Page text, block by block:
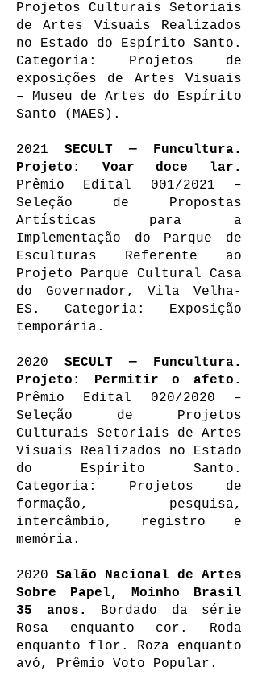
Projetos Culturais Setoriais
de Artes Visuais Realizados
no Estado do Espírito Santo.
Categoria: Projetos de
exposições de Artes Visuais
– Museu de Artes do Espírito
Santo (MAES).
2021 SECULT — Funcultura.
Projeto: Voar doce lar.
Prêmio Edital 001/2021 –
Seleção de Propostas
Artísticas para a
Implementação do Parque de
Esculturas Referente ao
Projeto Parque Cultural Casa
do Governador, Vila Velha-
ES. Categoria: Exposição
temporária.
2020 SECULT — Funcultura.
Projeto: Permitir o afeto.
Prêmio Edital 020/2020 –
Seleção de Projetos
Culturais Setoriais de Artes
Visuais Realizados no Estado
do Espírito Santo.
Categoria: Projetos de
formação, pesquisa,
intercâmbio, registro e
memória.
2020 Salão Nacional de Artes
Sobre Papel, Moinho Brasil
35 anos.
Bordado da série
Rosa enquanto cor. Roda
enquanto flor. Roza enquanto
avó, Prêmio Voto Popular.